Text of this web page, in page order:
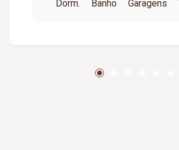
concertina.
Dorm.
Banho
Garagens